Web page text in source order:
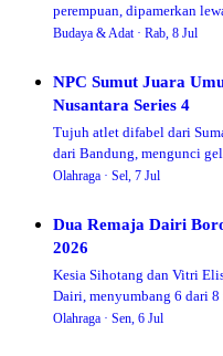
perempuan, dipamerkan
Singapore Orchid
Budaya & Adat · Rab, 8 Jul
NPC Sumut Juara
Nusantara Series 4
Tujuh atlet difabel dari
dari Bandung, mengunci
dulu menang di Pancasila
Olahraga · Sel, 7 Jul
Dua Remaja Dairi
2026
Kesia Sihotang dan Vitri
Dairi, menyumbang 6 dari
Kejurnas Atletik dan
Olahraga · Sen, 6 Jul